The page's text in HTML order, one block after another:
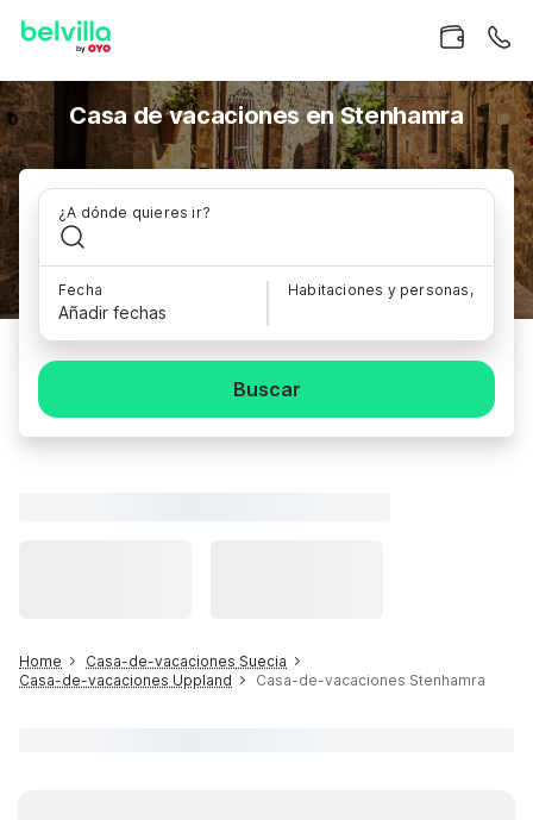
Casa de vacaciones en Stenhamra
¿A dónde quieres ir?
Fecha
Añadir fechas
Habitaciones y personas,
Buscar
Home
Casa-de-vacaciones Suecia
Casa-de-vacaciones Uppland
Casa-de-vacaciones Stenhamra